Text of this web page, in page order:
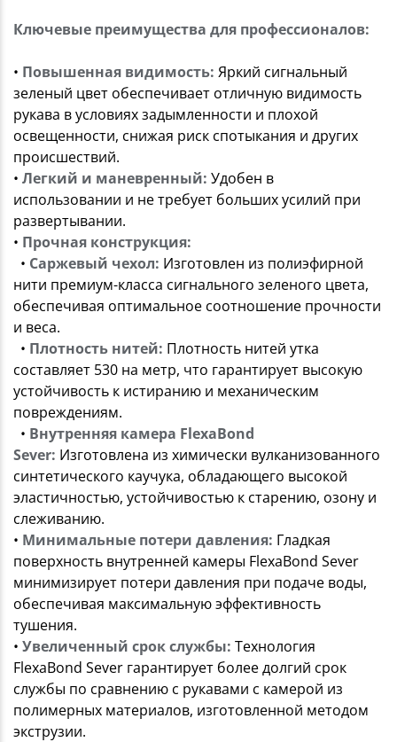
Ключевые преимущества для профессионалов:
• Повышенная видимость: Яркий сигнальный
зеленый цвет обеспечивает отличную видимость
рукава в условиях задымленности и плохой
освещенности, снижая риск спотыкания и других
происшествий.
• Легкий и маневренный: Удобен в
использовании и не требует больших усилий при
развертывании.
• Прочная конструкция:
• Саржевый чехол: Изготовлен из полиэфирной
нити премиум-класса сигнального зеленого цвета,
обеспечивая оптимальное соотношение прочности
и веса.
• Плотность нитей: Плотность нитей утка
составляет 530 на метр, что гарантирует высокую
устойчивость к истиранию и механическим
повреждениям.
• Внутренняя камера FlexaBond
Sever: Изготовлена из химически вулканизованного
синтетического каучука, обладающего высокой
эластичностью, устойчивостью к старению, озону и
слеживанию.
• Минимальные потери давления: Гладкая
поверхность внутренней камеры FlexaBond Sever
минимизирует потери давления при подаче воды,
обеспечивая максимальную эффективность
тушения.
• Увеличенный срок службы: Технология
FlexaBond Sever гарантирует более долгий срок
службы по сравнению с рукавами с камерой из
полимерных материалов, изготовленной методом
экструзии.